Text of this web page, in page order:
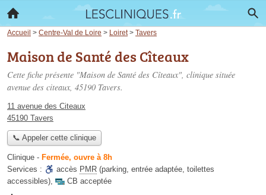
Accueil > Centre-Val de Loire > Loiret> Tavers
Maison de Santé des Cîteaux
Cette fiche présente "Maison de Santé des Cîteaux", clinique située
avenue des citeaux, 45190 Tavers.
11 avenue des Citeaux
45190 Tavers
📞 Appeler cette clinique
Clinique - Fermée, ouvre à 8h
Services :
accès PMR (parking, entrée adaptée, toilettes
accessibles), CB acceptée